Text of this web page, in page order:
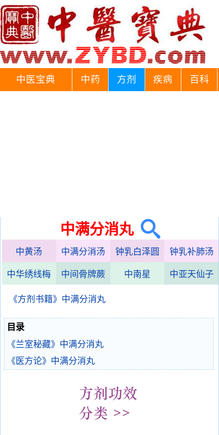
中医宝典 中药 方剂 疾病 百科
中满分消丸
中黄汤 中满分消汤 钟乳白泽圆 钟乳补肺汤
中华绣线梅 中间骨牌蕨 中南星 中亚天仙子
《方剂书籍》中满分消丸
目录
《兰室秘藏》中满分消丸
《医方论》中满分消丸